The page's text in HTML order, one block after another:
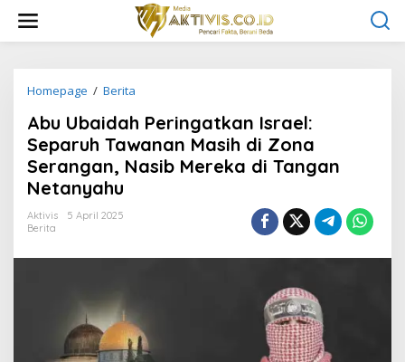
w
Homepage / Berita
u
U
b
a
g
a
Abu Ubaidah Peringatkan Israel:
Separuh Tawanan Masih di Zona
Serangan, Nasib Mereka di Tangan
Netanyahu
Aktivis
5 April 2025
Berita